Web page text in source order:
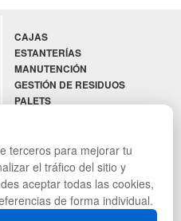
CAJAS
ESTANTERÍAS
MANUTENCIÓN
GESTIÓN DE RESIDUOS
PALETS
LOTES DE NAVIDAD
DEPORTES
ARTÍCULOS DE NATACIÓN
PALETS DE PLÁSTICO
terceros para mejorar tu
el tráfico del sitio y
aceptar todas las cookies,
de forma individual.